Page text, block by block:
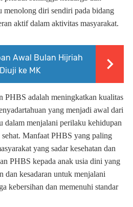
menolong diri sendiri pada bidang
aktif dalam aktivitas masyarakat.
Awal Bulan Hijriah
ke MK
PHBS adalah meningkatkan kualitas
yang menjadi awal dari
dalam menjalani perilaku kehidupan
Manfaat PHBS yang paling
yang sadar kesehatan dan
PHBS kepada anak usia dini yang
dan kesadaran untuk menjalani
kebersihan dan memenuhi standar